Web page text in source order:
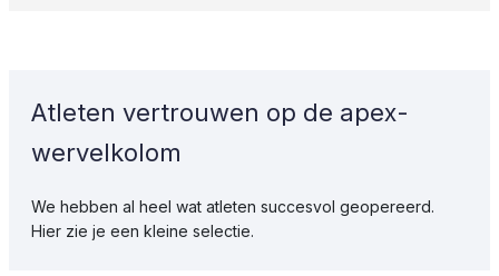
Atleten vertrouwen op de apex-
wervelkolom
We hebben al heel wat atleten succesvol geopereerd.
Hier zie je een kleine selectie.